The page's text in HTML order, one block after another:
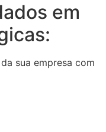
em
sua empresa com